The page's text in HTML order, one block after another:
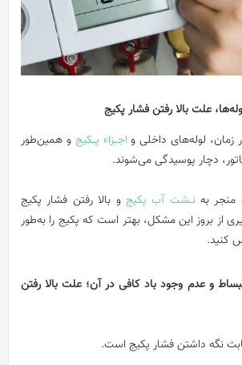
زمان، لوله‌های داخلی و اجــزاء پــکیج و همین‌طور
دچار پوسیدگی می‌شوند.
منجر بهنــشت آب پکیج و بالا رفتن فشار پکیج
از بروز این مشکل، بهتر است که پکیج را به‌طور
کنید.
و عدم وجود باد کافی در آن؛ علت بالا رفتن
نگه داشتن فشار پکیج است.